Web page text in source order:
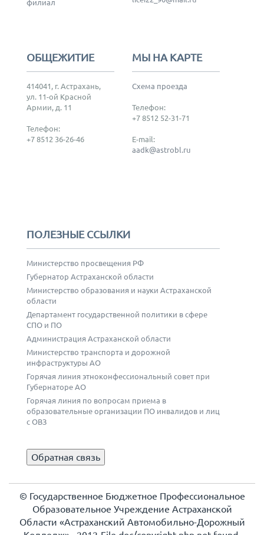
филиал
ОБЩЕЖИТИЕ
414041, г. Астрахань,
ул. 11-ой Красной
Армии, д. 11
Телефон:
+7 8512 36-26-46
МЫ НА КАРТЕ
Схема проезда
Телефон:
+7 8512 52-31-71
E-mail:
aadk@astrobl.ru
ПОЛЕЗНЫЕ ССЫЛКИ
Министерство просвещения РФ
Губернатор Астраханской области
Министерство образования и науки Астраханской
области
Департамент государственной политики в сфере
СПО и ПО
Администрация Астраханской области
Министерство транспорта и дорожной
инфраструктуры АО
Горячая линия этноконфессиональный совет при
Губернаторе АО
Горячая линия по вопросам приема в
образовательные организации ПО инвалидов и лиц
с ОВЗ
Обратная связь
© Государственное Бюджетное Профессиональное
Образовательное Учреждение Астраханской
Области «Астраханский Автомобильно-Дорожный